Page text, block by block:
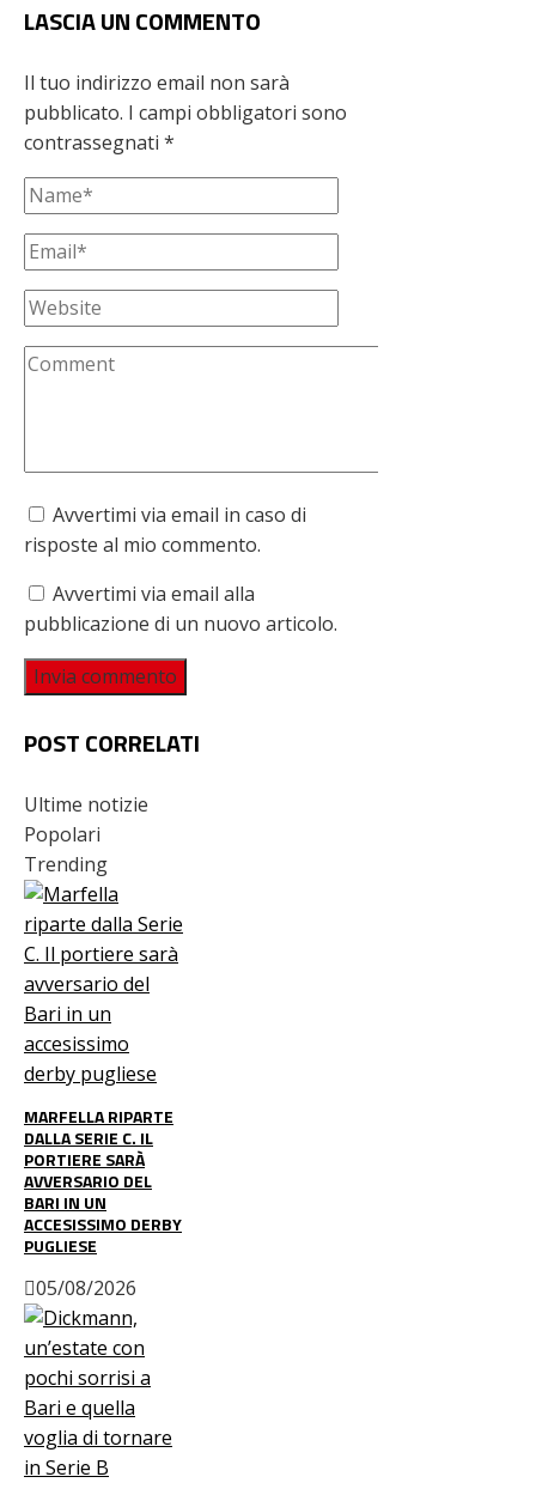
LASCIA UN COMMENTO
Il tuo indirizzo email non sarà
pubblicato. I campi obbligatori sono
contrassegnati *
Avvertimi via email in caso di
risposte al mio commento.
Avvertimi via email alla
pubblicazione di un nuovo articolo.
POST CORRELATI
Ultime notizie
Popolari
Trending
MARFELLA RIPARTE
DALLA SERIE C. IL
PORTIERE SARÀ
AVVERSARIO DEL
BARI IN UN
ACCESISSIMO DERBY
PUGLIESE
05/08/2026